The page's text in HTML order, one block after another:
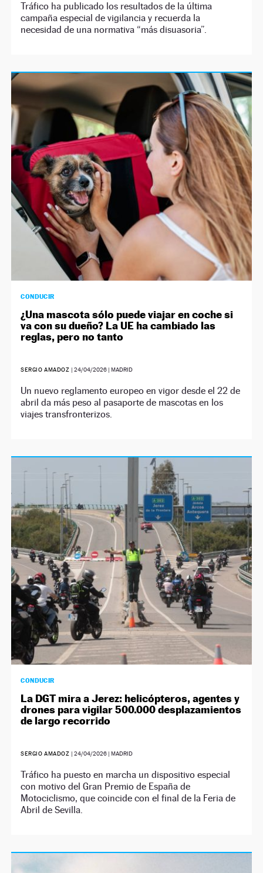
Tráfico ha publicado los resultados de la última
campaña especial de vigilancia y recuerda la
necesidad de una normativa “más disuasoria”.
CONDUCIR
¿Una mascota sólo puede viajar en coche si
va con su dueño? La UE ha cambiado las
reglas, pero no tanto
SERGIO AMADOZ |24/04/2026 | MADRID
Un nuevo reglamento europeo en vigor desde el 22 de
abril da más peso al pasaporte de mascotas en los
viajes transfronterizos.
CONDUCIR
La DGT mira a Jerez: helicópteros, agentes y
drones para vigilar 500.000 desplazamientos
de largo recorrido
SERGIO AMADOZ |24/04/2026 | MADRID
Tráfico ha puesto en marcha un dispositivo especial
con motivo del Gran Premio de España de
Motociclismo, que coincide con el final de la Feria de
Abril de Sevilla.